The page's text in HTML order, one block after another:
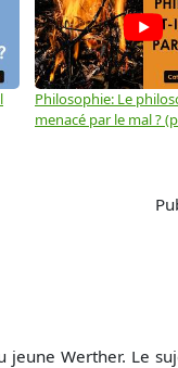
Philosophie: Le
menacé par le mal ?
jeune Werther. Le